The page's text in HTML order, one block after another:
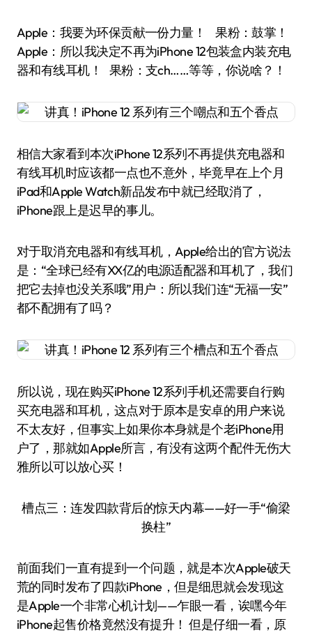
Apple：我要为环保贡献一份力量！ 果粉：鼓掌！
Apple：所以我决定不再为iPhone 12包装盒内装充电
器和有线耳机！ 果粉：支ch……等等，你说啥？！
相信大家看到本次iPhone 12系列不再提供充电器和
有线耳机时应该都一点也不意外，毕竟早在上个月
iPad和Apple Watch新品发布中就已经取消了，
iPhone跟上是迟早的事儿。
对于取消充电器和有线耳机，Apple给出的官方说法
是：“全球已经有XX亿的电源适配器和耳机了，我们
把它去掉也没关系哦”用户：所以我们连“无福一安”
都不配拥有了吗？
所以说，现在购买iPhone 12系列手机还需要自行购
买充电器和耳机，这点对于原本是安卓的用户来说
不太友好，但事实上如果你本身就是个老iPhone用
户了，那就如Apple所言，有没有这两个配件无伤大
雅所以可以放心买！
槽点三：连发四款背后的惊天内幕——好一手“偷梁
换柱”
前面我们一直有提到一个问题，就是本次Apple破天
荒的同时发布了四款iPhone，但是细思就会发现这
是Apple一个非常心机计划——乍眼一看，诶嘿今年
iPhone起售价格竟然没有提升！ 但是仔细一看，原